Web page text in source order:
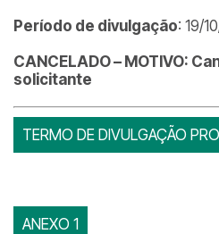
Período de divulgação: 19/
CANCELADO – MOTIVO:
solicitante
TERMO DE DIVULGAÇÃO
ANEXO 1